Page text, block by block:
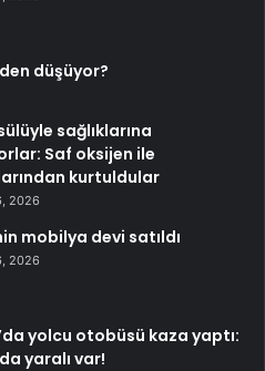
düşüyor?
sağlıklarına
Saf oksijen ile
kurtuldular
2026
mobilya devi satıldı
2026
yolcu otobüsü kaza yaptı:
yaralı var!